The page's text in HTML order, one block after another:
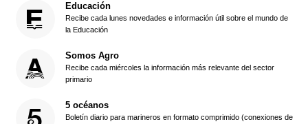
Educación
Recibe cada lunes novedades e información útil sobre el mundo de
la Educación
Somos Agro
Recibe cada miércoles la información más relevante del sector
primario
5 océanos
Boletín diario para marineros en formato comprimido (conexiones de